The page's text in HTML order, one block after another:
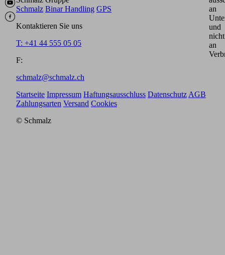
Schmalz Binar Handling GPS
Kontaktieren Sie uns
T: +41 44 555 05 05
F:
schmalz@schmalz.ch
an
und
nicht
an
Startseite Impressum Haftungsausschluss Datenschutz AGB
Zahlungsarten Versand Cookies
© Schmalz